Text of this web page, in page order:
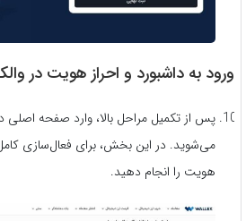
ورود به داشبورد و احراز هویت در
پس از تکمیل مراحل بالا، وارد صفحه اصلی
می‌شوید. در این بخش، برای فعال‌سازی
هویت را انجام دهید.